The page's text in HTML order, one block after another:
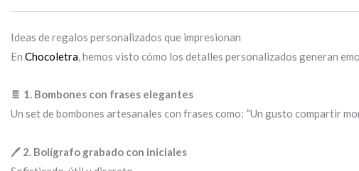
Ideas de regalos personalizados que impresionan
En Chocoletra, hemos visto cómo los detalles personalizados generan
🍫 1. Bombones con frases elegantes
Un set de bombones artesanales con frases como: “Un gusto compartir
🖊 2. Bolígrafo grabado con iniciales